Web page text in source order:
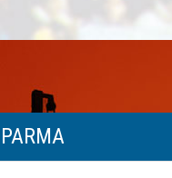
PARMA